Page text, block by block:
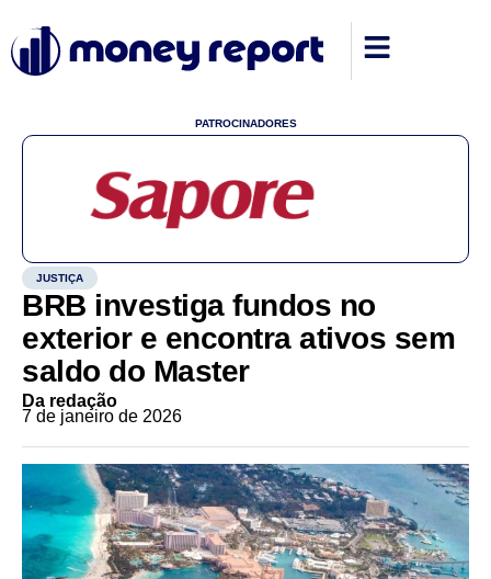
PATROCINADORES
JUSTIÇA
BRB investiga fundos no
exterior e encontra ativos sem
saldo do Master
Da redação
7 de janeiro de 2026